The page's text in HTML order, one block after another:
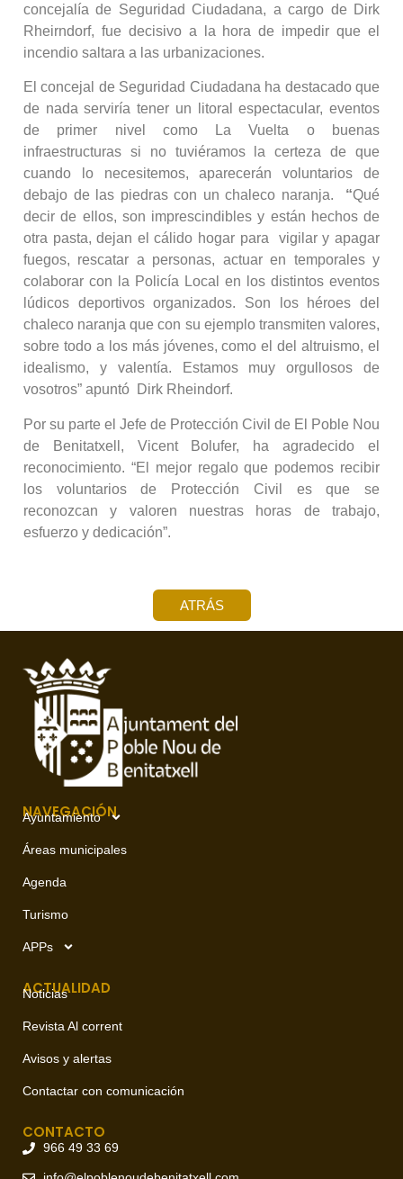
concejalía de Seguridad Ciudadana, a cargo de Dirk
Rheirndorf, fue decisivo a la hora de impedir que el
incendio saltara a las urbanizaciones.
El concejal de Seguridad Ciudadana ha destacado que
de nada serviría tener un litoral espectacular, eventos
de primer nivel como La Vuelta o buenas
infraestructuras si no tuviéramos la certeza de que
cuando lo necesitemos, aparecerán voluntarios de
debajo de las piedras con un chaleco naranja. “Qué
decir de ellos, son imprescindibles y están hechos de
otra pasta, dejan el cálido hogar para vigilar y apagar
fuegos, rescatar a personas, actuar en temporales y
colaborar con la Policía Local en los distintos eventos
lúdicos deportivos organizados. Son los héroes del
chaleco naranja que con su ejemplo transmiten valores,
sobre todo a los más jóvenes, como el del altruismo, el
idealismo, y valentía. Estamos muy orgullosos de
vosotros” apuntó Dirk Rheindorf.
Por su parte el Jefe de Protección Civil de El Poble Nou
de Benitatxell, Vicent Bolufer, ha agradecido el
reconocimiento. “El mejor regalo que podemos recibir
los voluntarios de Protección Civil es que se
reconozcan y valoren nuestras horas de trabajo,
esfuerzo y dedicación”.
ATRÁS
NAVEGACIÓN
Ayuntamiento
Áreas municipales
Agenda
Turismo
APPs
ACTUALIDAD
Noticias
Revista Al corrent
Avisos y alertas
Contactar con comunicación
CONTACTO
966 49 33 69